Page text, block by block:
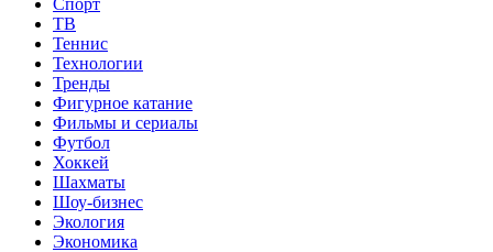
ТВ
Теннис
Технологии
Тренды
Фигурное катание
Фильмы и сериалы
Футбол
Хоккей
Шахматы
Шоу-бизнес
Экология
Экономика